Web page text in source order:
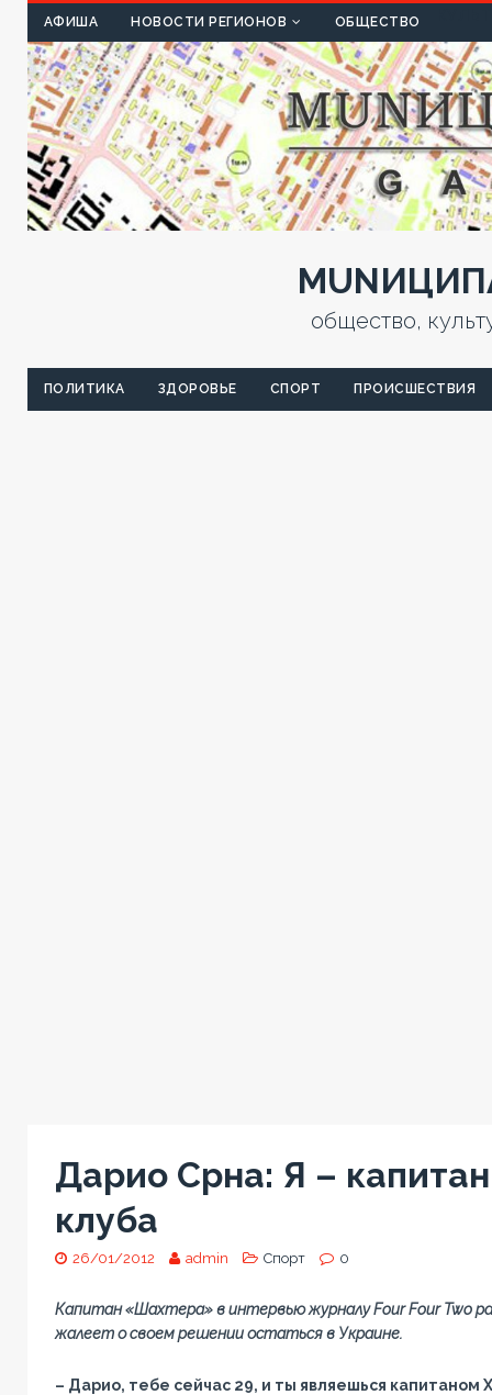
АФИША НОВОСТИ РЕГИОНОВ ОБЩЕСТВО
общество,
ПОЛИТИКА ЗДОРОВЬЕ СПОРТ ПРОИСШЕСТВИЯ
Дарио Срна: Я –
клуба
26/01/2012 admin Спорт 0
Капитан «Шахтера» в интервью журналу Four Four Two
жалеет о своем решении остаться в Украине.
– Дарио, тебе сейчас 29, и ты являешься капитаном